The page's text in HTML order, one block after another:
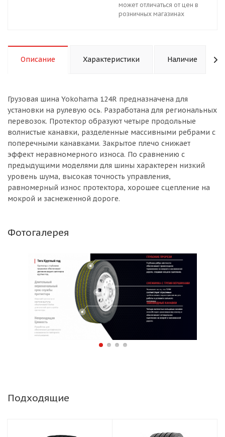
может отличаться от цен в
розничных магазинах
Описание Характеристики Наличие
Грузовая шина Yokohama 124R предназначена для
установки на рулевую ось. Разработана для региональных
перевозок. Протектор образуют четыре продольные
волнистые канавки, разделенные массивными ребрами с
поперечными канавками. Закрытое плечо снижает
эффект неравномерного износа. По сравнению с
предыдущими моделями для шины характерен низкий
уровень шума, высокая точность управления,
равномерный износ протектора, хорошее сцепление на
мокрой и заснеженной дороге.
Фотогалерея
Подходящие